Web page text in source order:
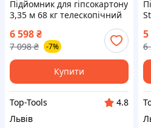
Підйомник для гіпсокартону
3,35 м 68 кг телескопічний
кран ГКЛ підкатний Helper
HP - 1037
6 598₴
7 098 ₴ -7%
Купити
Top-Tools
4.8
Львів
5
6